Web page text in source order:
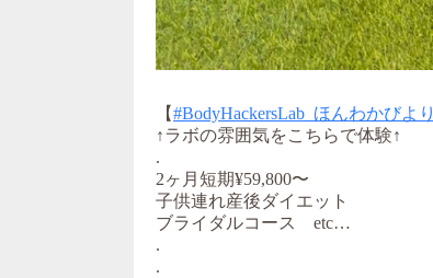
【#BodyHackersLab_ほんわかびより
↑ラボの雰囲気をこちらで体験↑
.
2ヶ月短期¥59,800〜
子供連れ産後ダイエット
ブライダルコース etc…
.
.